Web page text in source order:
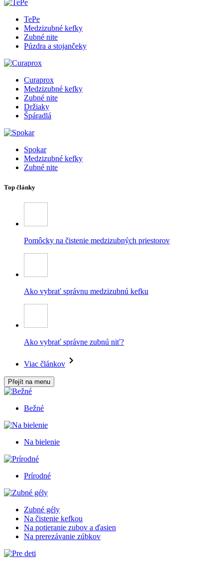
TePe
Medzizubné kefky
Zubné nite
Púzdra a stojančeky
Curaprox
Medzizubné kefky
Zubné nite
Držiaky
Špáradlá
Spokar
Medzizubné kefky
Zubné nite
Top články
Pomôcky na čistenie medzizubných priestorov
Ako vybrať správnu medzizubnú kefku
Ako vybrať správne zubnú niť?
Viac článkov
Přejít na menu
Bežné
Na bielenie
Prírodné
Zubné gély
Na čistenie kefkou
Na potieranie zubov a ďasien
Na prerezávanie zúbkov